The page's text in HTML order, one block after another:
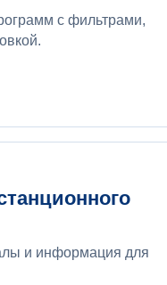
с фильтрами,
и информация для